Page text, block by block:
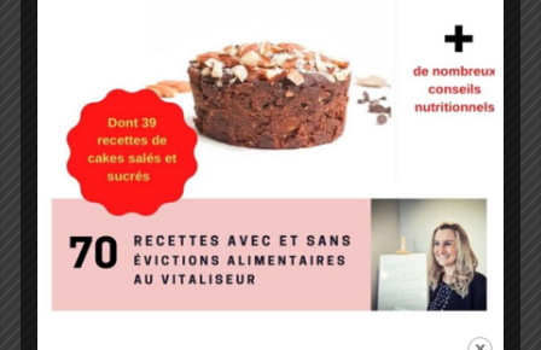
Nom*